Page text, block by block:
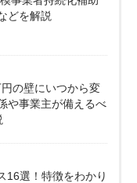
どを解説
の壁にいつから変
や事業主が備えるべ
16選！特徴をわかり